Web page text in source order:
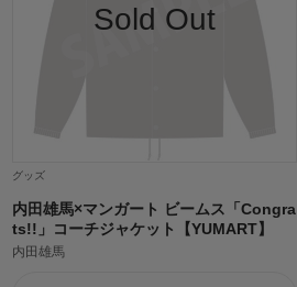
グッズ
内田雄馬×マンガート ビームス「Congra
ts!!」コーチジャケット【YUMART】
内田雄馬